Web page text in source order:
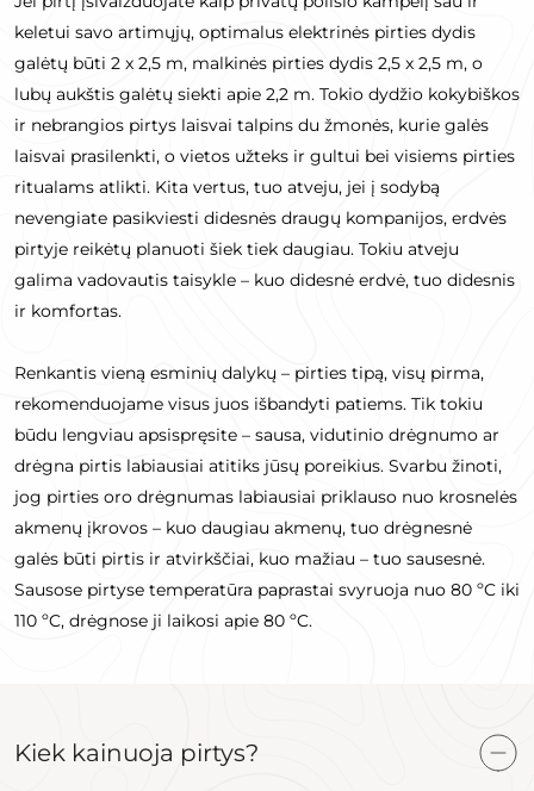
keletui savo artimųjų, optimalus elektrinės pirties dydis
galėtų būti 2 x 2,5 m, malkinės pirties dydis 2,5 x 2,5 m, o
lubų aukštis galėtų siekti apie 2,2 m. Tokio dydžio kokybiškos
ir nebrangios pirtys laisvai talpins du žmonės, kurie galės
laisvai prasilenkti, o vietos užteks ir gultui bei visiems pirties
ritualams atlikti. Kita vertus, tuo atveju, jei į sodybą
nevengiate pasikviesti didesnės draugų kompanijos, erdvės
pirtyje reikėtų planuoti šiek tiek daugiau. Tokiu atveju
galima vadovautis taisykle – kuo didesnė erdvė, tuo didesnis
ir komfortas.
Renkantis vieną esminių dalykų – pirties tipą, visų pirma,
rekomenduojame visus juos išbandyti patiems. Tik tokiu
būdu lengviau apsispręsite – sausa, vidutinio drėgnumo ar
drėgna pirtis labiausiai atitiks jūsų poreikius. Svarbu žinoti,
jog pirties oro drėgnumas labiausiai priklauso nuo krosnelės
akmenų įkrovos – kuo daugiau akmenų, tuo drėgnesnė
galės būti pirtis ir atvirkščiai, kuo mažiau – tuo sausesnė.
Sausose pirtyse temperatūra paprastai svyruoja nuo 80 ºC iki
110 ºC, drėgnose ji laikosi apie 80 ºC.
Kiek kainuoja pirtys?